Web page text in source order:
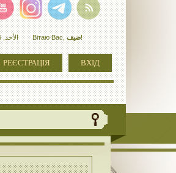
الأحد, 09.08.2026, 11:59 Вітаю Вас,ضيف!
РЕЄСТРАЦІЯ ВХІД